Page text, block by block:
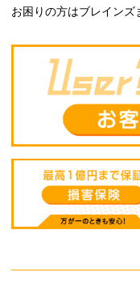
お困りの方はブレインズ